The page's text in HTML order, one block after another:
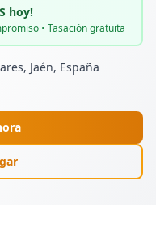
hoy!
• Tasación gratuita
Jaén, España